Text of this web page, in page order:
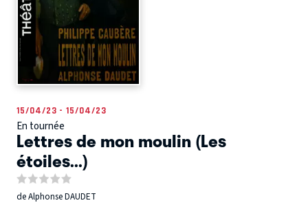
15/04/23 - 15/04/23
En tournée
Lettres de mon moulin (Les
étoiles...)
de Alphonse DAUDET